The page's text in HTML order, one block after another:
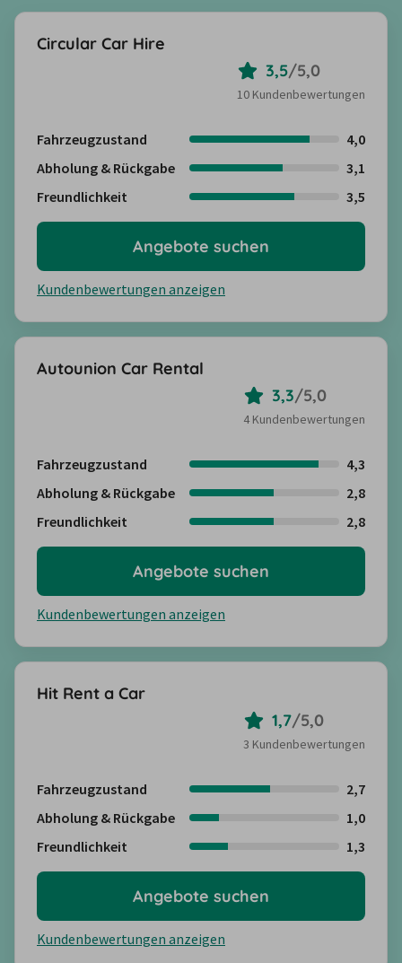
Circular Car Hire
3,5/5,0
10 Kundenbewertungen
Fahrzeugzustand
4,0
Abholung & Rückgabe
3,1
Freundlichkeit
3,5
Kundenbewertungen anzeigen
Angebote suchen
Autounion Car Rental
3,3/5,0
4 Kundenbewertungen
Fahrzeugzustand
4,3
Abholung & Rückgabe
2,8
Freundlichkeit
2,8
Kundenbewertungen anzeigen
Angebote suchen
Hit Rent a Car
1,7/5,0
3 Kundenbewertungen
Fahrzeugzustand
2,7
Abholung & Rückgabe
1,0
Freundlichkeit
1,3
Kundenbewertungen anzeigen
Angebote suchen